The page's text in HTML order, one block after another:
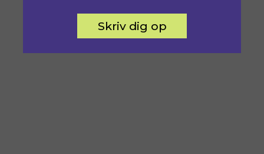
Skriv dig op